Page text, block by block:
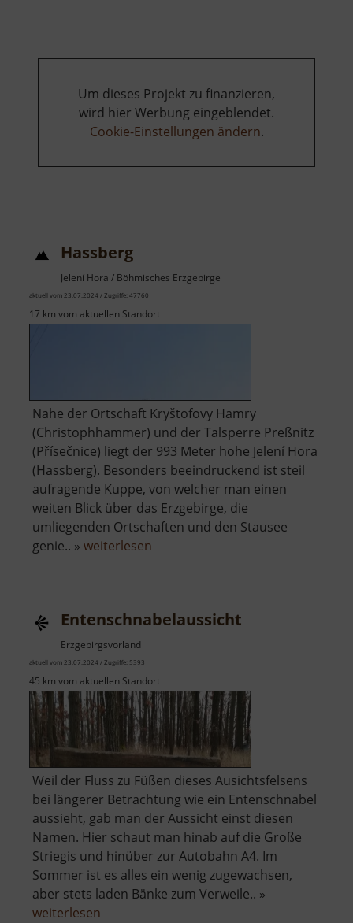
Um dieses Projekt zu finanzieren,
wird hier Werbung eingeblendet.
Cookie-Einstellungen ändern.
Hassberg
Jelení Hora / Böhmisches Erzgebirge
aktuell vom 23.07.2024 / Zugriffe: 47760
17 km vom aktuellen Standort
Nahe der Ortschaft Kryštofovy Hamry
(Christophhammer) und der Talsperre Preßnitz
(Přísečnice) liegt der 993 Meter hohe Jelení Hora
(Hassberg). Besonders beeindruckend ist steil
aufragende Kuppe, von welcher man einen
weiten Blick über das Erzgebirge, die
umliegenden Ortschaften und den Stausee
genie.. » weiterlesen
Entenschnabelaussicht
Erzgebirgsvorland
aktuell vom 23.07.2024 / Zugriffe: 5393
45 km vom aktuellen Standort
Weil der Fluss zu Füßen dieses Ausichtsfelsens
bei längerer Betrachtung wie ein Entenschnabel
aussieht, gab man der Aussicht einst diesen
Namen. Hier schaut man hinab auf die Große
Striegis und hinüber zur Autobahn A4. Im
Sommer ist es alles ein wenig zugewachsen,
aber stets laden Bänke zum Verweile.. »
weiterlesen